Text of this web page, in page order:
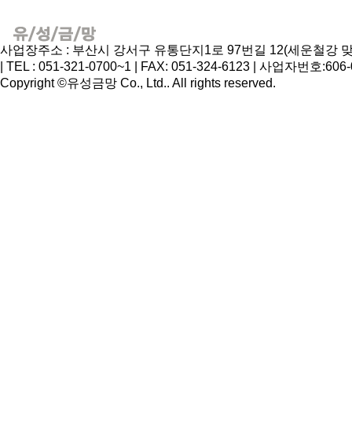
사업장주소 : 부산시 강서구 유통단지1로 97번길 12(세운철강
| TEL : 051-321-0700~1 | FAX: 051-324-6123 | 사업자번호
Copyright ©유성금망 Co., Ltd.. All rights reserved.